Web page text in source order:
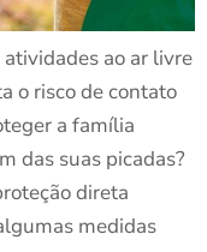
ao ar livre
o risco de contato
a família
das suas picadas?
direta
medidas